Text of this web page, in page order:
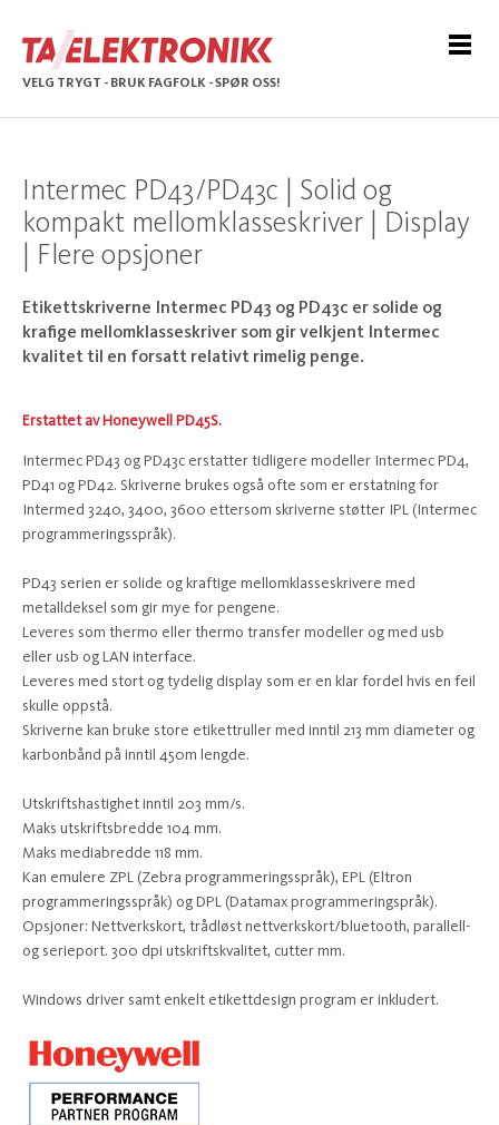
VELG TRYGT - BRUK FAGFOLK - SPØR OSS!
Intermec PD43/PD43c | Solid og
kompakt mellomklasseskriver | Display
| Flere opsjoner
Etikettskriverne Intermec PD43 og PD43c er solide og
krafige mellomklasseskriver som gir velkjent Intermec
kvalitet til en forsatt relativt rimelig penge.
Erstattet av Honeywell PD45S.
Intermec PD43 og PD43c erstatter tidligere modeller Intermec PD4,
PD41 og PD42. Skriverne brukes også ofte som er erstatning for
Intermed 3240, 3400, 3600 ettersom skriverne støtter IPL (Intermec
programmeringsspråk).
PD43 serien er solide og kraftige mellomklasseskrivere med
metalldeksel som gir mye for pengene.
Leveres som thermo eller thermo transfer modeller og med usb
eller usb og LAN interface.
Leveres med stort og tydelig display som er en klar fordel hvis en feil
skulle oppstå.
Skriverne kan bruke store etikettruller med inntil 213 mm diameter og
karbonbånd på inntil 450m lengde.
Utskriftshastighet inntil 203 mm/s.
Maks utskriftsbredde 104 mm.
Maks mediabredde 118 mm.
Kan emulere ZPL (Zebra programmeringsspråk), EPL (Eltron
programmeringsspråk) og DPL (Datamax programmeringspråk).
Opsjoner: Nettverkskort, trådløst nettverkskort/bluetooth, parallell-
og serieport. 300 dpi utskriftskvalitet, cutter mm.
Windows driver samt enkelt etikettdesign program er inkludert.